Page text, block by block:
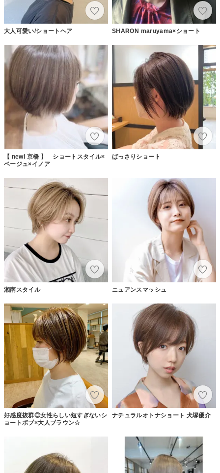
大人可愛い/ショートヘア SHARON maruyama×ショート
【 newi 京橋 】 ショートスタイル×
ベージュ×イノア
ばっさりショート
湘南スタイル ニュアンスマッシュ
好感度抜群◎女性らしい短すぎないシ
ョートボブ×大人ブラウン☆
ナチュラルオトナショート 犬塚優介